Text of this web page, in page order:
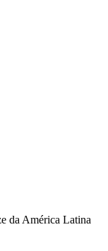
da América Latina